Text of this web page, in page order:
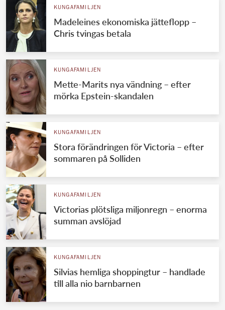
KUNGAFAMILJEN
Madeleines ekonomiska jätteflopp –
Chris tvingas betala
KUNGAFAMILJEN
Mette-Marits nya vändning – efter
mörka Epstein-skandalen
KUNGAFAMILJEN
Stora förändringen för Victoria – efter
sommaren på Solliden
KUNGAFAMILJEN
Victorias plötsliga miljonregn – enorma
summan avslöjad
KUNGAFAMILJEN
Silvias hemliga shoppingtur – handlade
till alla nio barnbarnen